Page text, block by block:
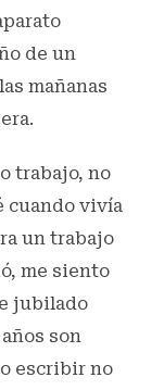
de un
mañanas
trabajo, no
cuando vivía
un trabajo
me siento
jubilado
son
escribir no